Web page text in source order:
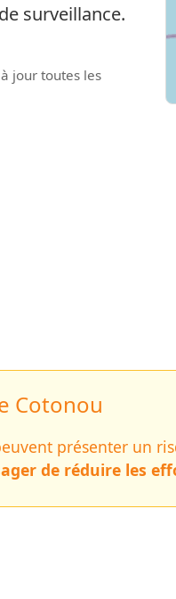
surveillance.
jour toutes les
Cotonou
présenter un
de réduire les